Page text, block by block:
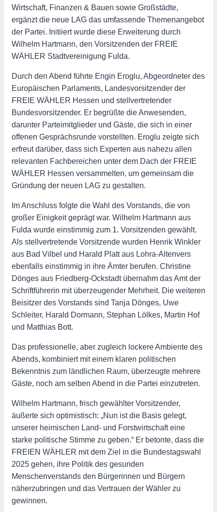
Wirtschaft, Finanzen & Bauen sowie Großstädte,
ergänzt die neue LAG das umfassende Themenangebot
der Partei. Initiiert wurde diese Erweiterung durch
Wilhelm Hartmann, den Vorsitzenden der FREIE
WÄHLER Stadtvereinigung Fulda.
Durch den Abend führte Engin Eroglu, Abgeordneter des
Europäischen Parlaments, Landesvorsitzender der
FREIE WÄHLER Hessen und stellvertretender
Bundesvorsitzender. Er begrüßte die Anwesenden,
darunter Parteimitglieder und Gäste, die sich in einer
offenen Gesprächsrunde vorstellten. Eroglu zeigte sich
erfreut darüber, dass sich Experten aus nahezu allen
relevanten Fachbereichen unter dem Dach der FREIE
WÄHLER Hessen versammelten, um gemeinsam die
Gründung der neuen LAG zu gestalten.
Im Anschluss folgte die Wahl des Vorstands, die von
großer Einigkeit geprägt war. Wilhelm Hartmann aus
Fulda wurde einstimmig zum 1. Vorsitzenden gewählt.
Als stellvertretende Vorsitzende wurden Henrik Winkler
aus Bad Vilbel und Harald Platt aus Lohra-Altenvers
ebenfalls einstimmig in ihre Ämter berufen. Christine
Dönges aus Friedberg-Ockstadt übernahm das Amt der
Schriftführerin mit überzeugender Mehrheit. Die weiteren
Beisitzer des Vorstands sind Tanja Dönges, Uwe
Schleiter, Harald Dormann, Stephan Lölkes, Martin Hof
und Matthias Bott.
Das professionelle, aber zugleich lockere Ambiente des
Abends, kombiniert mit einem klaren politischen
Bekenntnis zum ländlichen Raum, überzeugte mehrere
Gäste, noch am selben Abend in die Partei einzutreten.
Wilhelm Hartmann, frisch gewählter Vorsitzender,
äußerte sich optimistisch: „Nun ist die Basis gelegt,
unserer heimischen Land- und Forstwirtschaft eine
starke politische Stimme zu geben.“ Er betonte, dass die
FREIEN WÄHLER mit dem Ziel in die Bundestagswahl
2025 gehen, ihre Politik des gesunden
Menschenverstands den Bürgerinnen und Bürgern
näherzubringen und das Vertrauen der Wähler zu
gewinnen.